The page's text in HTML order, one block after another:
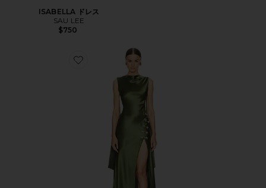
ISABELLA ドレス
SAU LEE
$750
Favorite PRISCILLA ガウン